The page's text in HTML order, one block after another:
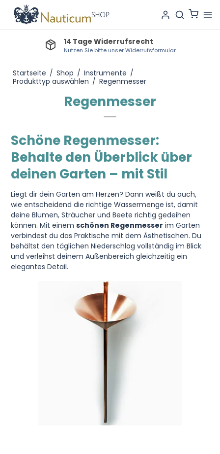
14 Tage Widerrufsrecht
Nutzen Sie bitte unser Widerrufsformular
Startseite / Shop / Instrumente /
Produkttyp auswählen / Regenmesser
Regenmesser
Schöne Regenmesser:
Behalte den Überblick über
deinen Garten – mit Stil
Liegt dir dein Garten am Herzen? Dann weißt du auch,
wie entscheidend die richtige Wassermenge ist, damit
deine Blumen, Sträucher und Beete richtig gedeihen
können. Mit einemschönen Regenmesser im Garten
verbindest du das Praktische mit dem Ästhetischen. Du
behältst den täglichen Niederschlag vollständig im Blick
und verleihst deinem Außenbereich gleichzeitig ein
elegantes Detail.